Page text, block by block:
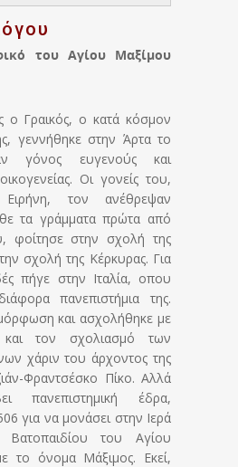
του Αγίου Μαξίμου
ο Γραικός, ο κατά κόσμον
γεννήθηκε στην Άρτα το
γόνος ευγενούς και
Οι γονείς του,
τον ανέθρεψαν
τα γράμματα πρώτα από
φοίτησε στην σχολή της
σχολή της Κέρκυρας. Για
πήγε στην Ιταλία, οπου
πανεπιστήμια της.
και ασχολήθηκε με
τον σχολιασμό των
χάριν του άρχοντος της
Φραντσέσκο Πίκο. Αλλά
πανεπιστημική έδρα,
για να μονάσει στην Ιερά
του Αγίου
το όνομα Μάξιμος. Εκεί,